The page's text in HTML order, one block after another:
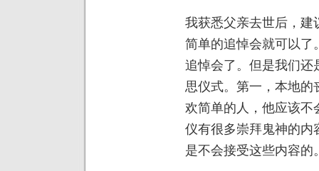
我获悉父亲去世后，建
简单的追悼会就可以了
追悼会了。但是我们还
思仪式。第一，本地的
欢简单的人，他应该不
仪有很多崇拜鬼神的内
是不会接受这些内容的